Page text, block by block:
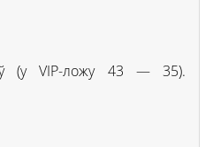
(у VIP-ложу 43 — 35).